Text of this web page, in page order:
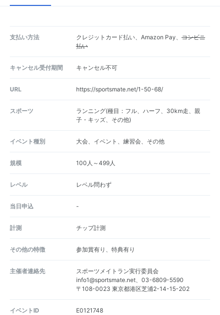
支払い方法 クレジットカード払い、Amazon Pay、コンビニ
払い
キャンセル受付期間 キャンセル不可
URL https://sportsmate.net/1-50-68/
スポーツ
ランニング(種目：フル、ハーフ、30km走、親
子・キッズ、その他)
イベント種別 大会、イベント、練習会、その他
規模 100人～499人
レベル レベル問わず
当日申込 -
計測 チップ計測
その他の特徴 参加賞有り、特典有り
主催者連絡先
スポーツメイトラン実行委員会
info1@sportsmate.net、03-6809-5590
〒108-0023 東京都港区芝浦2-14-15-202
イベントID E0121748